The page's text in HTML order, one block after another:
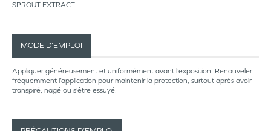
SPROUT EXTRACT
MODE D’EMPLOI
Appliquer généreusement et uniformément avant l’exposition. Renouveler
fréquemment l’application pour maintenir la protection, surtout après avoir
transpiré, nagé ou s’être essuyé.